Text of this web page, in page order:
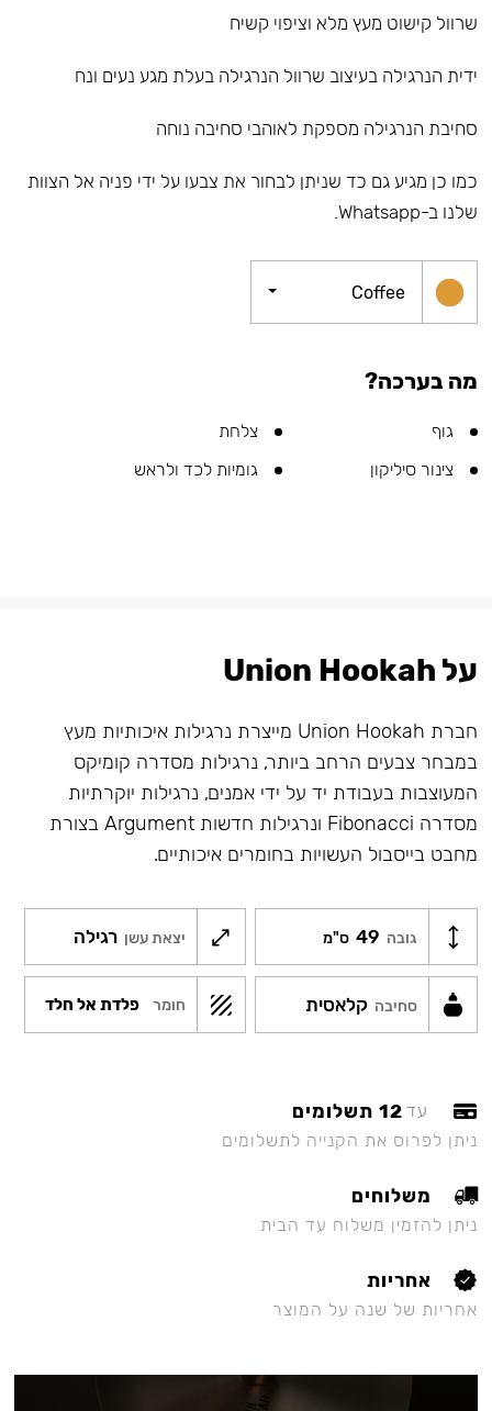
שרוול קישוט מעץ מלא וציפוי קשיח
ידית הנרגילה בעיצוב שרוול הנרגילה בעלת מגע נעים ונח
סחיבת הנרגילה מספקת לאוהבי סחיבה נוחה
כמו כן מגיע גם כד שניתן לבחור את צבעו על ידי פניה אל הצוות
שלנו ב-Whatsapp.
Coffee
מה בערכה?
גוף
צלחת
צינור סיליקון
גומיות לכד ולראש
על Union Hookah
חברת Union Hookah מייצרת נרגילות איכותיות מעץ
במבחר צבעים הרחב ביותר, נרגילות מסדרה קומיקס
המעוצבות בעבודת יד על ידי אמנים, נרגילות יוקרתיות
מסדרה Fibonacci ונרגילות חדשות Argument בצורת
מחבט בייסבול העשויות בחומרים איכותיים.
גובה 49 ס"מ יצאת עשן רגילה
סחיבה קלאסית חומר פלדת אל חלד
עד 12 תשלומים
ניתן לפרוס את הקנייה לתשלומים
משלוחים
ניתן להזמין משלוח עד הבית
אחריות
אחריות של שנה על המוצר